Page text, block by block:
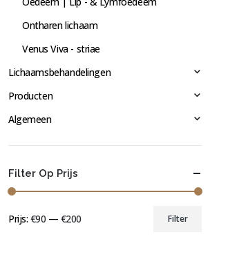
Ontharen lichaam
Venus Viva - striae
Lichaamsbehandelingen
Producten
Algemeen
Filter Op Prijs
Min.
Max.
Filter
Prijs: €90 — €200